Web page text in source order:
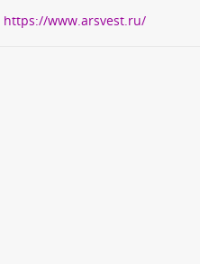
https://www.arsvest.ru/